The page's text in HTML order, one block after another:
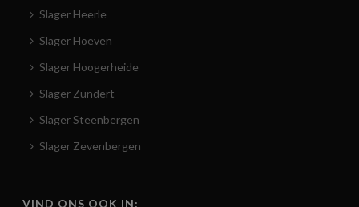
Slager Heerle
Slager Hoeven
Slager Hoogerheide
Slager Zundert
Slager Steenbergen
Slager Zevenbergen
VIND ONS OOK IN: